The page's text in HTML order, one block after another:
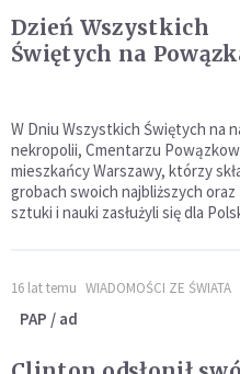
Dzień Wszystkich
Świętych na
W Dniu Wszystkich Świętych na
nekropolii, Cmentarzu
mieszkańcy Warszawy, którzy
grobach swoich najbliższych
sztuki i nauki zasłużyli się dla
16 lat temu WIADOMOŚCI ZE ŚWIATA
PAP / ad